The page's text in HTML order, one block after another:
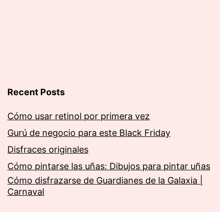
Recent Posts
Cómo usar retinol por primera vez
Gurú de negocio para este Black Friday
Disfraces originales
Cómo pintarse las uñas: Dibujos para pintar uñas
Cómo disfrazarse de Guardianes de la Galaxia |
Carnaval